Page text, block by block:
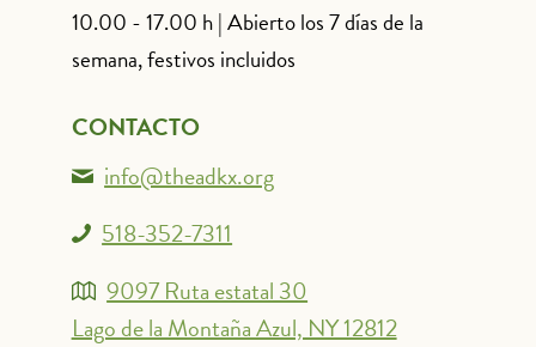
10.00 - 17.00 h | Abierto los 7 días de la
semana, festivos incluidos
CONTACTO
info@theadkx.org
518-352-7311
9097 Ruta estatal 30
Lago de la Montaña Azul, NY 12812